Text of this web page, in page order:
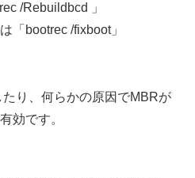
/Rebuildbcd 」
「bootrec /fixboot」
り、何らかの原因でMBRが
効です。